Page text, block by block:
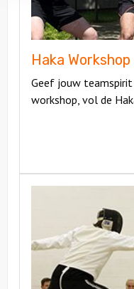
Haka Workshop
Geef jouw
workshop, vol de
Bekijk